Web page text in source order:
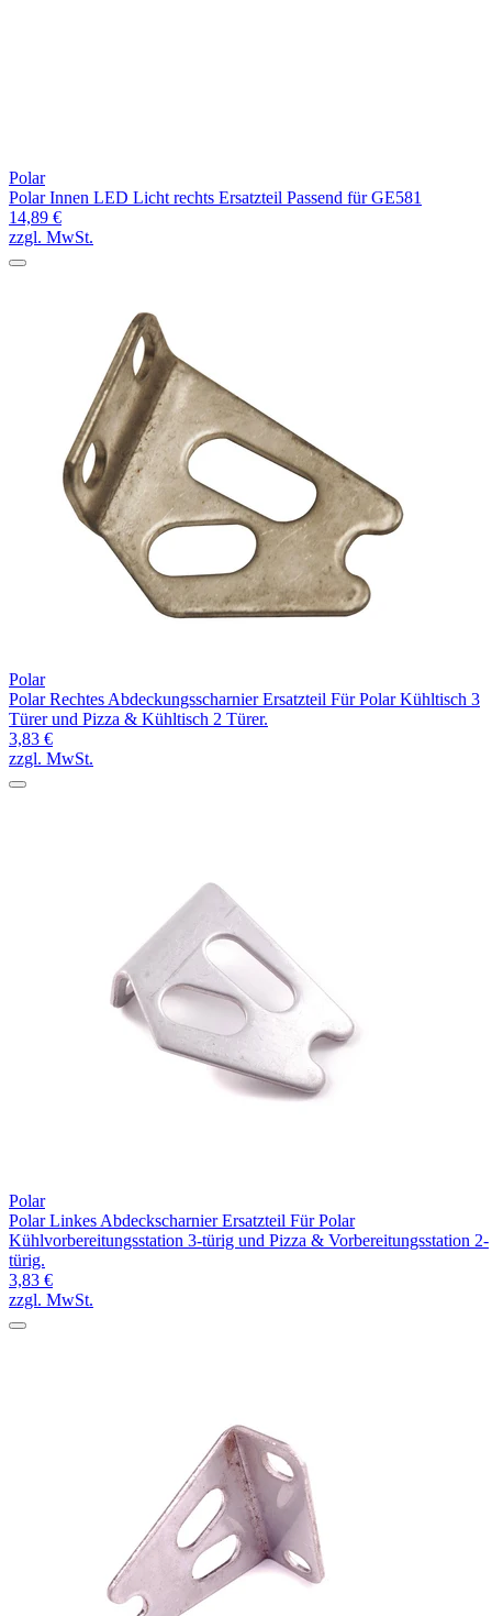
Polar
Polar Innen LED Licht rechts Ersatzteil Passend für GE581
14,89 €
zzgl. MwSt.
Polar
Polar Rechtes Abdeckungsscharnier Ersatzteil Für Polar Kühltisch 3
Türer und Pizza & Kühltisch 2 Türer.
3,83 €
zzgl. MwSt.
Polar
Polar Linkes Abdeckscharnier Ersatzteil Für Polar
Kühlvorbereitungsstation 3-türig und Pizza & Vorbereitungsstation 2-
türig.
3,83 €
zzgl. MwSt.